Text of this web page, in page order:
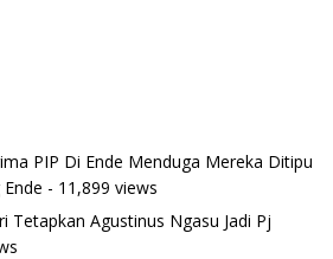
PIP Di Ende Menduga Mereka Ditipu
- 11,899 views
Tetapkan Agustinus Ngasu Jadi Pj